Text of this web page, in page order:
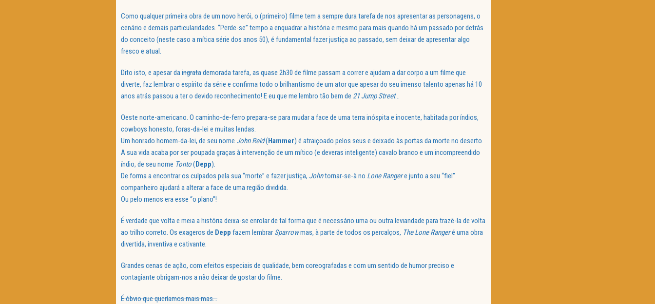
Como qualquer primeira obra de um novo herói, o (primeiro) filme tem a sempre dura tarefa de nos apresentar as personagens, o
cenário e demais particularidades. “Perde-se” tempo a enquadrar a história e mesmopara mais quando há um passado por detrás
do conceito (neste caso a mítica série dos anos 50), é fundamental fazer justiça ao passado, sem deixar de apresentar algo
fresco e atual.
Dito isto, e apesar daingratademorada tarefa, as quase 2h30 de filme passam a correr e ajudam a dar corpo a um filme que
diverte, faz lembrar o espírito da série e confirma todo o brilhantismo de um ator que apesar do seu imenso talento apenas há 10
anos atrás passou a ter o devido reconhecimento! E eu que me lembro tão bem de 21 Jump Street…
Oeste norte-americano. O caminho-de-ferro prepara-se para mudar a face de uma terra inóspita e inocente, habitada por índios,
cowboys honesto, foras-da-lei e muitas lendas.
Um honrado homem-da-lei, de seu nome John Reid(Hammer) é atraiçoado pelos seus e deixado às portas da morte no deserto.
A sua vida acaba por ser poupada graças à intervenção de um mítico (e deveras inteligente) cavalo branco e um incompreendido
índio, de seu nome Tonto(Depp).
De forma a encontrar os culpados pela sua “morte” e fazer justiça, Johntornar-se-à no Lone Rangere junto a seu “fiel”
companheiro ajudará a alterar a face de uma região dividida.
Ou pelo menos era esse “o plano”!
É verdade que volta e meia a história deixa-se enrolar de tal forma que é necessário uma ou outra leviandade para trazê-la de volta
ao trilho correto. Os exageros de Depp fazem lembrar Sparrowmas, à parte de todos os percalços, The Lone Rangeré uma obra
divertida, inventiva e cativante.
Grandes cenas de ação, com efeitos especiais de qualidade, bem coreografadas e com um sentido de humor preciso e
contagiante obrigam-nos a não deixar de gostar do filme.
É óbvio que queríamos mais mas…